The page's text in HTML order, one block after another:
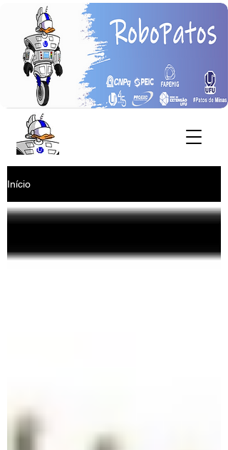
Início